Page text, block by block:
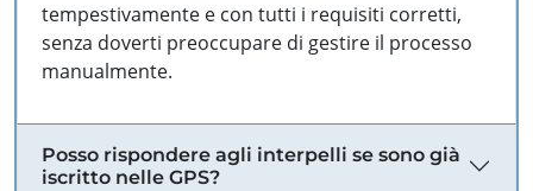
tempestivamente e con tutti i requisiti corretti,
senza doverti preoccupare di gestire il processo
manualmente.
Posso rispondere agli interpelli se sono già
iscritto nelle GPS?